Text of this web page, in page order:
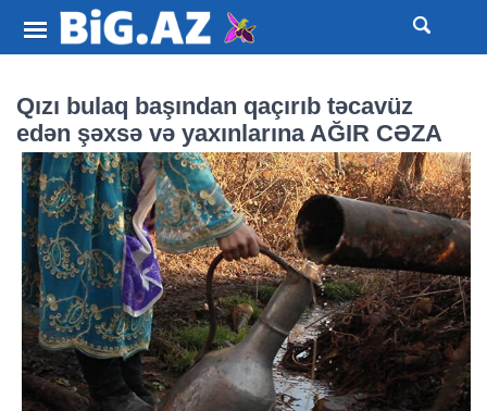
Qızı bulaq başından qaçırıb təcavüz
edən şəxsə və yaxınlarına AĞIR CƏZA